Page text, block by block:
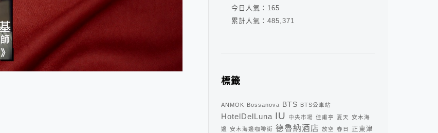
今日人氣： 165
累計人氣： 485,371
標籤
ANMOK Bossanova BTS BTS公車站
HotelDelLuna IU 中央市場 佳甫亭 夏天 安木海
邊 安木海邊咖啡街 德魯納酒店 放空 春日
正東津